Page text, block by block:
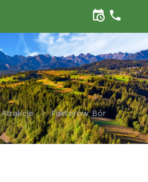
Atrakcje Faktorów Bór